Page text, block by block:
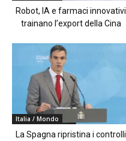
Robot, IA e farmaci innovativi
trainano l’export della Cina
Italia / Mondo
La Spagna ripristina i controlli